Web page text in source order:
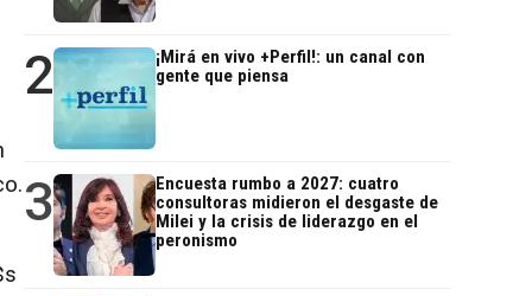
2
¡Mirá en vivo +Perfil!: un canal con
gente que piensa
3
Encuesta rumbo a 2027: cuatro
consultoras midieron el desgaste de
Milei y la crisis de liderazgo en el
peronismo